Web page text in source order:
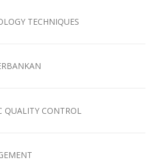
TECHNIQUES
CONTROL